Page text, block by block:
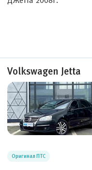
Volkswagen Jetta
Оригинал ПТС